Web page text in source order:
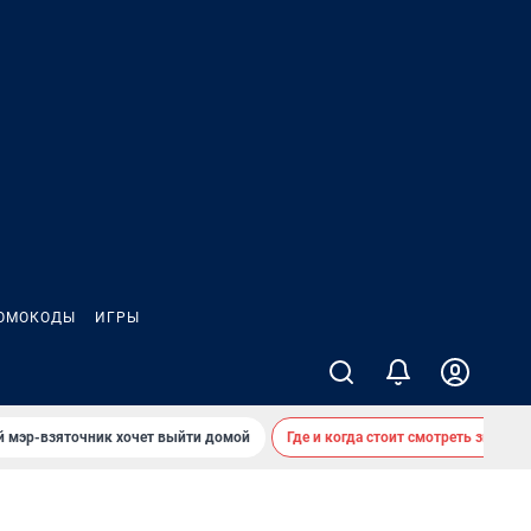
ИГРЫ
мэр-взяточник хочет выйти домой Где и когда стоит смотреть